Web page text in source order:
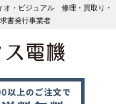
・ビジュアル 修理・買取り・
書発行事業者